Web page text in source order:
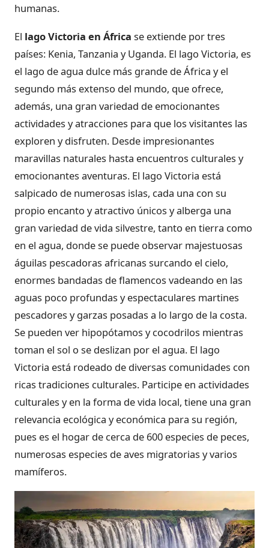
humanas.
El lago Victoria en África se extiende por tres
países: Kenia, Tanzania y Uganda. El lago Victoria, es
el lago de agua dulce más grande de África y el
segundo más extenso del mundo, que ofrece,
además, una gran variedad de emocionantes
actividades y atracciones para que los visitantes las
exploren y disfruten. Desde impresionantes
maravillas naturales hasta encuentros culturales y
emocionantes aventuras. El lago Victoria está
salpicado de numerosas islas, cada una con su
propio encanto y atractivo únicos y alberga una
gran variedad de vida silvestre, tanto en tierra como
en el agua, donde se puede observar majestuosas
águilas pescadoras africanas surcando el cielo,
enormes bandadas de flamencos vadeando en las
aguas poco profundas y espectaculares martines
pescadores y garzas posadas a lo largo de la costa.
Se pueden ver hipopótamos y cocodrilos mientras
toman el sol o se deslizan por el agua. El lago
Victoria está rodeado de diversas comunidades con
ricas tradiciones culturales. Participe en actividades
culturales y en la forma de vida local, tiene una gran
relevancia ecológica y económica para su región,
pues es el hogar de cerca de 600 especies de peces,
numerosas especies de aves migratorias y varios
mamíferos.